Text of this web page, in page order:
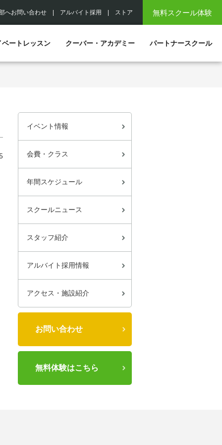
無料スクール体験
へお問い合わせ アルバイト採用 ストア
ベートレッスン クーバー・アカデミー パートナースクール
イベント情報
会費・クラス
年間スケジュール
スクールニュース
スタッフ紹介
アルバイト採用情報
アクセス・施設紹介
お問い合わせ
無料体験はこちら